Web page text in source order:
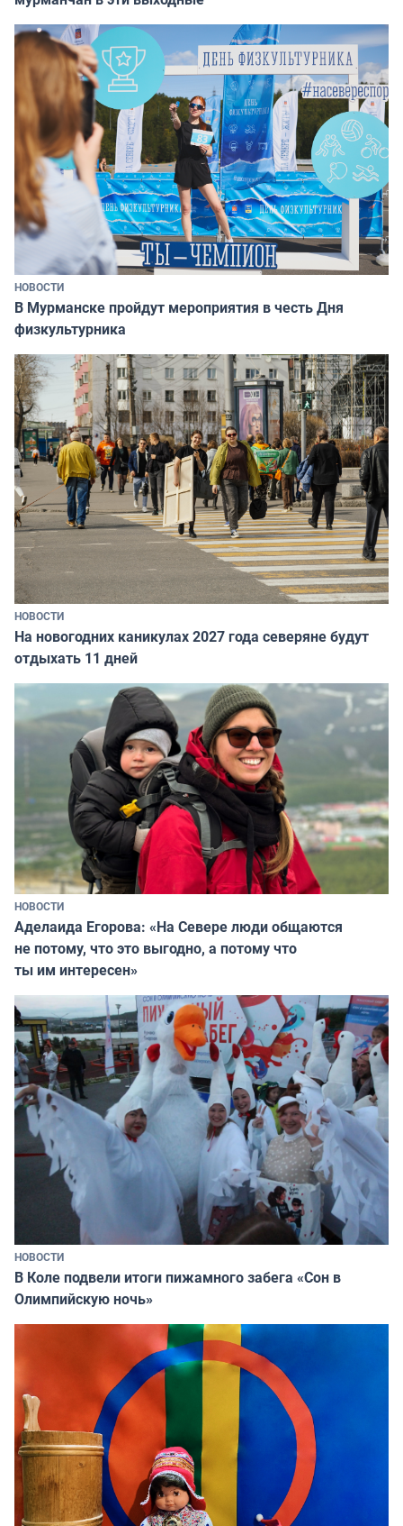
НОВОСТИ
В Мурманске пройдут мероприятия в честь Дня
физкультурника
НОВОСТИ
На новогодних каникулах 2027 года северяне будут
отдыхать 11 дней
НОВОСТИ
Аделаида Егорова: «На Севере люди общаются
не потому, что это выгодно, а потому что
ты им интересен»
НОВОСТИ
В Коле подвели итоги пижамного забега «Сон в
Олимпийскую ночь»